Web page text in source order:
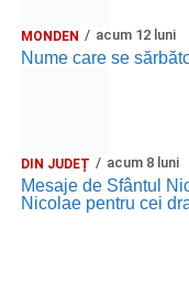
MONDEN acum 12 luni
Nume care se
DIN JUDEȚ acum 8 luni
Mesaje de Sfântul
Nicolae pentru cei